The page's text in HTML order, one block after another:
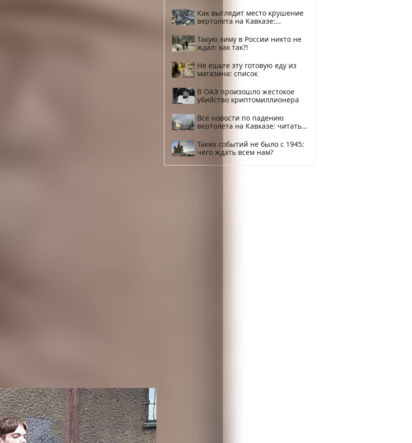
Как выглядит место крушение
вертолета на Кавказе:
Такую зиму в России никто не
ждал: как так?!
Не ешьте эту готовую еду из
магазина: список
В ОАЭ произошло жестокое
убийство криптомиллионера
Все новости по падению
вертолета на Кавказе: читать
Таких событий не было с 1945:
чего ждать всем нам?